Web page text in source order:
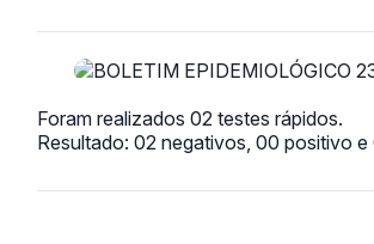
Foram realizados 02 testes rápidos.
Resultado: 02 negativos, 00 positivo e